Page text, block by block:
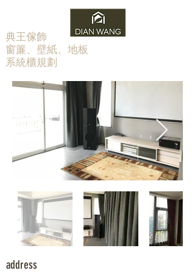
​典王傢飾
窗簾、壁紙、地板
系統櫃規劃
address